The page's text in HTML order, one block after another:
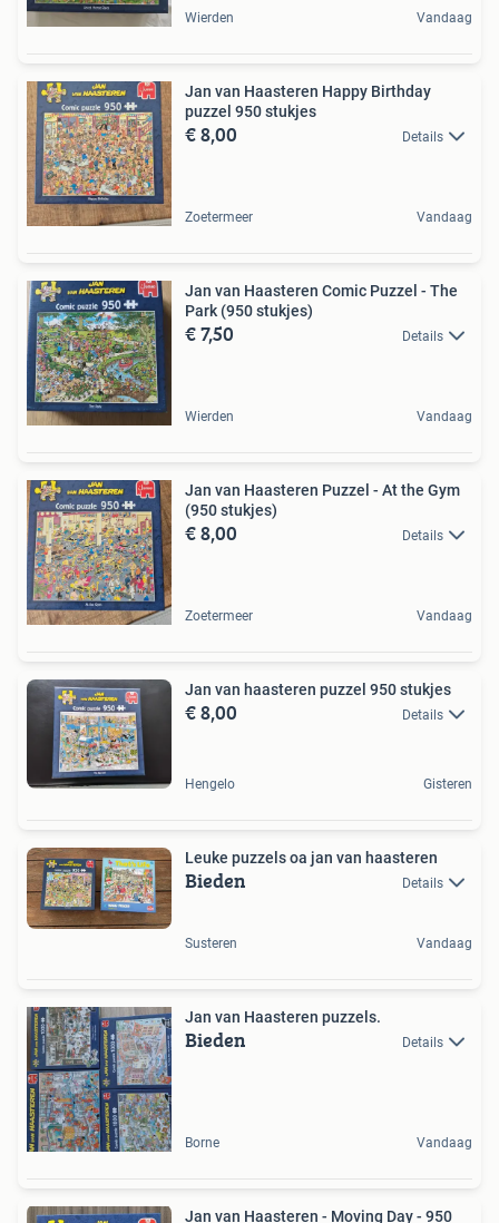
Wierden Vandaag
Jan van Haasteren Happy Birthday
puzzel 950 stukjes
€ 8,00 Details
Zoetermeer Vandaag
Jan van Haasteren Comic Puzzel - The
Park (950 stukjes)
€ 7,50 Details
Wierden Vandaag
Jan van Haasteren Puzzel - At the Gym
(950 stukjes)
€ 8,00 Details
Zoetermeer Vandaag
Jan van haasteren puzzel 950 stukjes
€ 8,00 Details
Hengelo Gisteren
Leuke puzzels oa jan van haasteren
Bieden Details
Susteren Vandaag
Jan van Haasteren puzzels.
Bieden Details
Borne Vandaag
Jan van Haasteren - Moving Day - 950